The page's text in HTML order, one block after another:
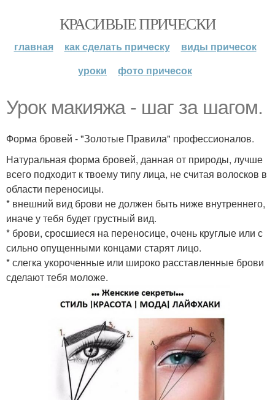
КРАСИВЫЕ ПРИЧЕСКИ
главная как сделать прическу
виды причесок
уроки
фото причесок
Урок макияжа - шаг за шагом.
Форма бровей - "Золотые Правила" профессионалов.
Натуральная форма бровей, данная от природы, лучше
всего подходит к твоему типу лица, не считая волосков в
области переносицы.
* внешний вид брови не должен быть ниже внутреннего,
иначе у тебя будет грустный вид.
* брови, сросшиеся на переносице, очень круглые или с
сильно опущенными концами старят лицо.
* слегка укороченные или широко расставленные брови
сделают тебя моложе.